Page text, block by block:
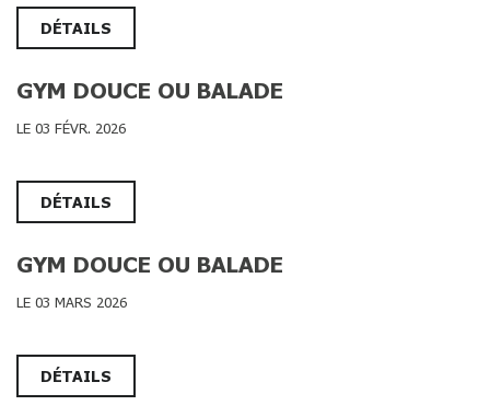
DÉTAILS
GYM DOUCE OU BALADE
LE 03 FÉVR. 2026
DÉTAILS
GYM DOUCE OU BALADE
LE 03 MARS 2026
DÉTAILS